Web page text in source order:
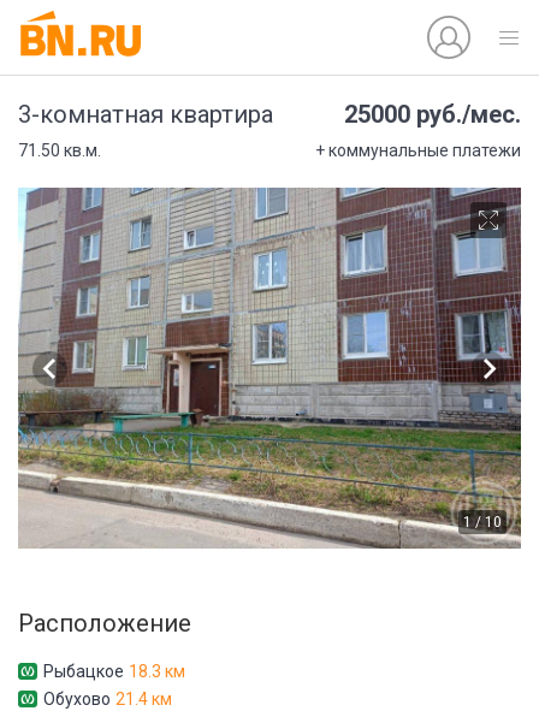
3-комнатная квартира 25000 руб./мес.
71.50 кв.м. + коммунальные платежи
1 / 10
Расположение
Рыбацкое 18.3 км
Обухово 21.4 км